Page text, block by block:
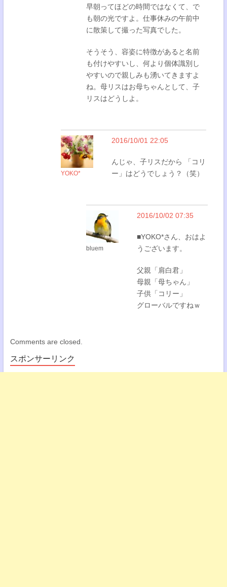
早朝ってほどの時間ではなくて、で
も朝の光ですよ。仕事休みの午前中
に散策して撮った写真でした。
そうそう、容姿に特徴があると名前
も付けやすいし、何より個体識別し
やすいので親しみも湧いてきますよ
ね。母リスはお母ちゃんとして、子
リスはどうしよ。
YOKO*
2016/10/01 22:05
んじゃ、子リスだから 「コリ
ー」はどうでしょう？（笑）
bluem
2016/10/02 07:35
■YOKO*さん、おはよ
うございます。
父親「肩白君」
母親「母ちゃん」
子供「コリー」
グローバルですねｗ
Comments are closed.
スポンサーリンク